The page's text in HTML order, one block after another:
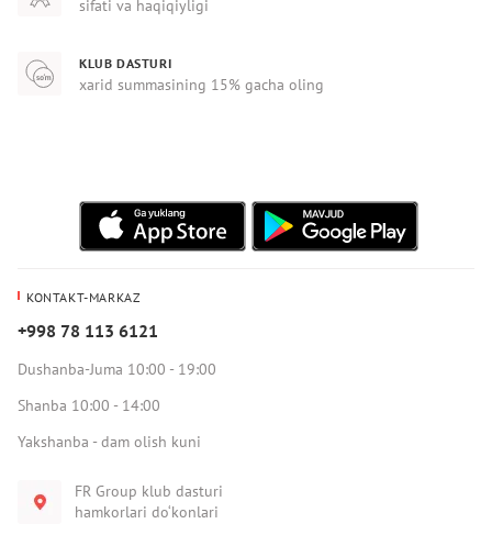
sifati va haqiqiyligi
KLUB DASTURI
xarid summasining 15% gacha oling
KONTAKT-MARKAZ
+998 78 113 6121
Dushanba-Juma 10:00 - 19:00
Shanba 10:00 - 14:00
Yakshanba - dam olish kuni
FR Group klub dasturi
hamkorlari do‘konlari